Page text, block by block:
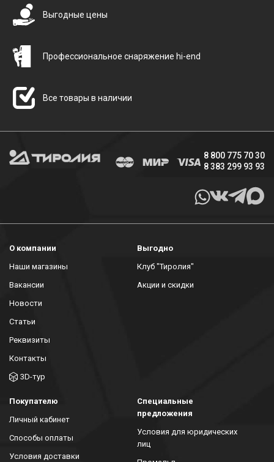
Выгодные цены
Профессиональное снаряжение hi-end
Все товары в наличии
8 800 775 70 30
8 383 299 93 93
О компании
Наши магазины
Вакансии
Новости
Статьи
Реквизиты
Контакты
3D-тур
Выгодно
Клуб "Тиролия"
Акции и скидки
Покупателю
Личный кабинет
Способы оплаты
Условия доставки
Специальные
предложения
Условия для юридических
лиц